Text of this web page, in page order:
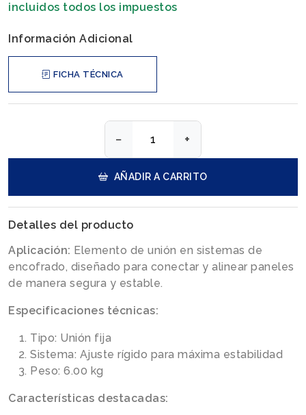
incluidos todos los impuestos
Información Adicional
FICHA TÉCNICA
− +
AÑADIR A CARRITO
Detalles del producto
Aplicación: Elemento de unión en sistemas de
encofrado, diseñado para conectar y alinear paneles
de manera segura y estable.
Especificaciones técnicas:
Tipo: Unión fija
Sistema: Ajuste rígido para máxima estabilidad
Peso: 6.00 kg
Características destacadas: